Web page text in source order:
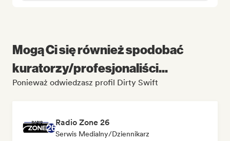
Mogą Ci się również spodobać
kuratorzy/profesjonaliści...
Ponieważ odwiedzasz profil Dirty Swift
Radio Zone 26
Serwis Medialny/Dziennikarz